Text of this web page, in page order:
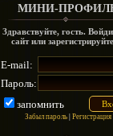
МИНИ-
Здравствуйте, гость.
сайт или
E-mail:
Пароль:
запомнить
Забыл пароль| Регистрация